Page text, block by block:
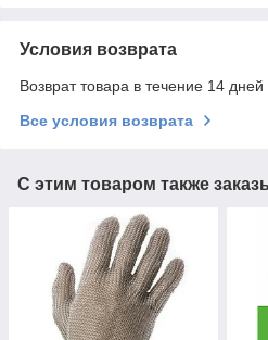
Условия возврата
Возврат товара в течение 14 дней
Все условия возврата
С этим товаром также